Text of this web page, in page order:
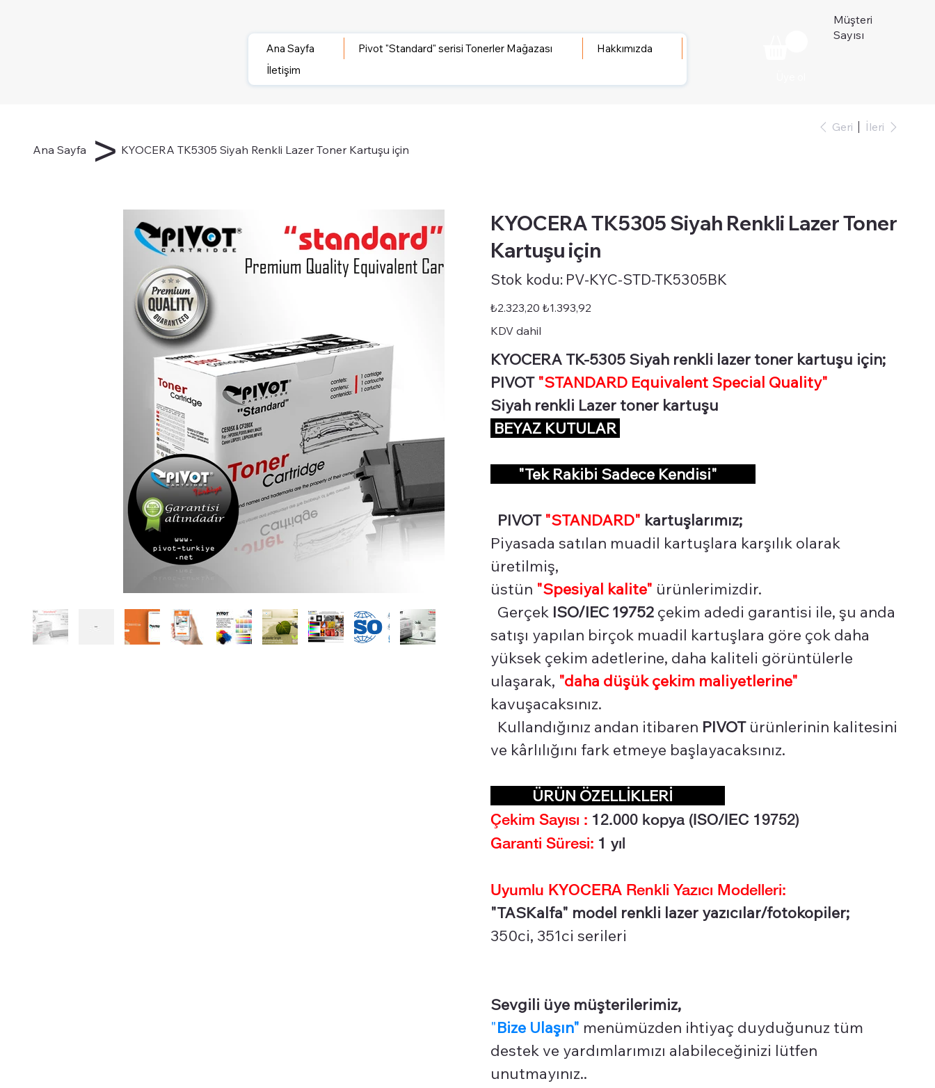
Ana Sayfa Pivot "Standard" serisi Tonerler Mağazası
Hakkımızda
İletişim
Müşteri
Sayısı
Ana Sayfa > KYOCERA TK5305 Siyah Renkli Lazer Toner Kartuşu için
Geri İleri
KYOCERA TK5305 Siyah Renkli Lazer Toner
Kartuşu için
Stok kodu:
kodu:
STD-
TK5305BK
PV-KYC-STD-TK5305BK
Orijinal
fiyat
₺2.323,20 İndirimli
fiyat
₺1.393,92
KDV dahil
KYOCERA TK-5305 Siyah renkli lazer toner kartuşu için;
PIVOT "STANDARD Equivalent Special Quality"
Siyah renkli Lazer toner kartuşu
BEYAZ KUTULAR
"Tek Rakibi Sadece Kendisi"
PIVOT "STANDARD" kartuşlarımız;
Piyasada satılan muadil kartuşlara karşılık olarak
üretilmiş,
üstün "Spesiyal kalite" ürünlerimizdir.
Gerçek ISO/IEC 19752 çekim adedi garantisi ile, şu anda
satışı yapılan birçok muadil kartuşlara göre çok daha
yüksek çekim adetlerine, daha kaliteli görüntülerle
ulaşarak, "daha düşük çekim maliyetlerine"
kavuşacaksınız.
Kullandığınız andan itibaren PIVOTürünlerinin kalitesini
ve kârlılığını fark etmeye başlayacaksınız.
ÜRÜN ÖZELLİKLERİ
Çekim Sayısı : 12.000 kopya (ISO/IEC 19752)
Garanti Süresi: 1 yıl
Uyumlu KYOCERA Renkli Yazıcı Modelleri:
"TASKalfa" model renkli lazer yazıcılar/fotokopiler;
350ci, 351ci serileri
Sevgili üye müşterilerimiz,
"Bize Ulaşın" menümüzden ihtiyaç duyduğunuz tüm
destek ve yardımlarımızı alabileceğinizi lütfen
unutmayınız..